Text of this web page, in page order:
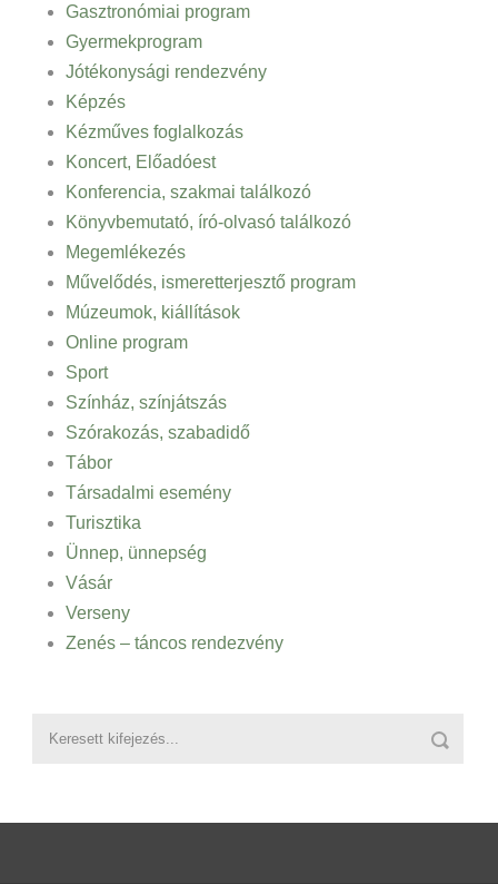
Gasztronómiai program
Gyermekprogram
Jótékonysági rendezvény
Képzés
Kézműves foglalkozás
Koncert, Előadóest
Konferencia, szakmai találkozó
Könyvbemutató, író-olvasó találkozó
Megemlékezés
Művelődés, ismeretterjesztő program
Múzeumok, kiállítások
Online program
Sport
Színház, színjátszás
Szórakozás, szabadidő
Tábor
Társadalmi esemény
Turisztika
Ünnep, ünnepség
Vásár
Verseny
Zenés – táncos rendezvény